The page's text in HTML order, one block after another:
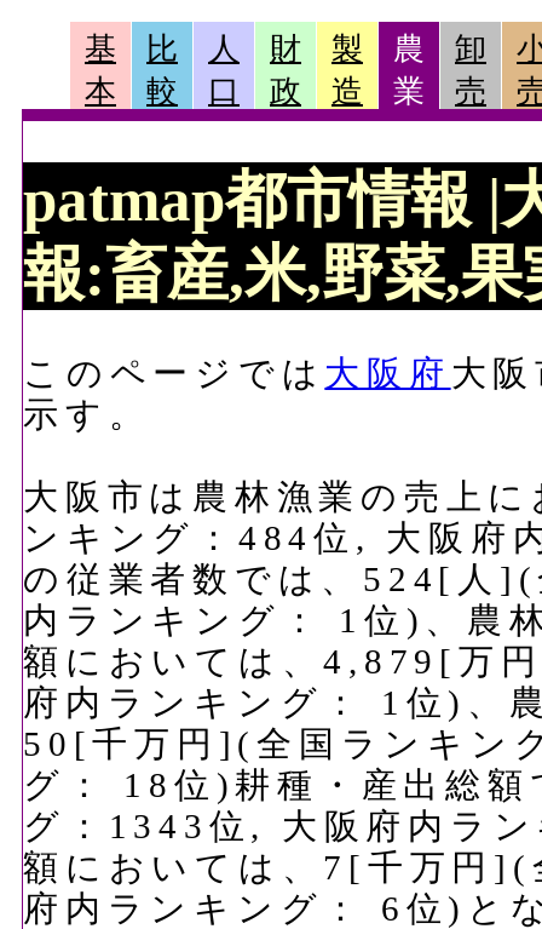
基
本
比
較
人
口
財
政
製
造
農
業
卸
売
patmap都市情報 |
報:畜産,米,野菜,果
このページでは 大阪府 大
示す。
大阪市は農林漁業の売上
ンキング：484位, 大阪府
の従業者数では、524[人
内ランキング： 1位)、農
額においては、4,879[万
府内ランキング： 1位)、
50[千万円](全国ランキン
グ： 18位)耕種・産出総
グ：1343位, 大阪府内ラ
額においては、7[千万円
府内ランキング： 6位)と